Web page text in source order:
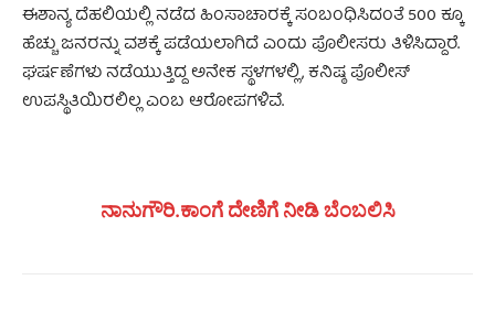
ಈಶಾನ್ಯ ದೆಹಲಿಯಲ್ಲಿ ನಡೆದ ಹಿಂಸಾಚಾರಕ್ಕೆ ಸಂಬಂಧಿಸಿದಂತೆ 500 ಕ್ಕೂ
ಹೆಚ್ಚು ಜನರನ್ನು ವಶಕ್ಕೆ ಪಡೆಯಲಾಗಿದೆ ಎಂದು ಪೊಲೀಸರು ತಿಳಿಸಿದ್ದಾರೆ.
ಘರ್ಷಣೆಗಳು ನಡೆಯುತ್ತಿದ್ದ ಅನೇಕ ಸ್ಥಳಗಳಲ್ಲಿ, ಕನಿಷ್ಠ ಪೊಲೀಸ್
ಉಪಸ್ಥಿತಿಯಿರಲಿಲ್ಲ ಎಂಬ ಆರೋಪಗಳಿವೆ.
ನಾನುಗೌರಿ.ಕಾಂಗೆ ದೇಣಿಗೆ ನೀಡಿ ಬೆಂಬಲಿಸಿ